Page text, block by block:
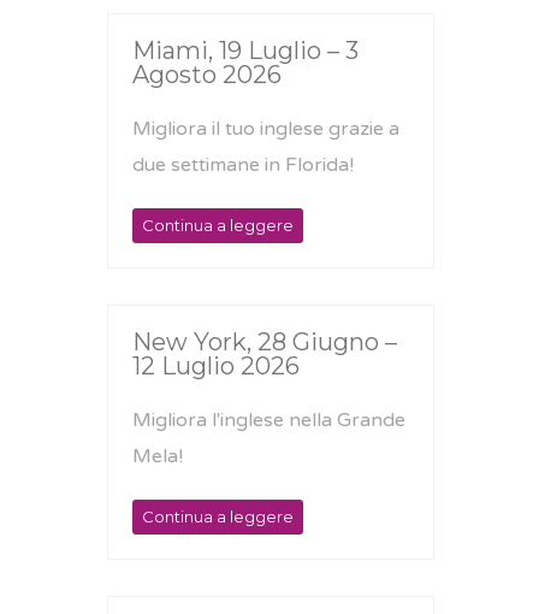
Miami, 19 Luglio – 3
Agosto 2026
Migliora il tuo inglese grazie a
due settimane in Florida!
Continua a leggere
New York, 28 Giugno –
12 Luglio 2026
Migliora l'inglese nella Grande
Mela!
Continua a leggere